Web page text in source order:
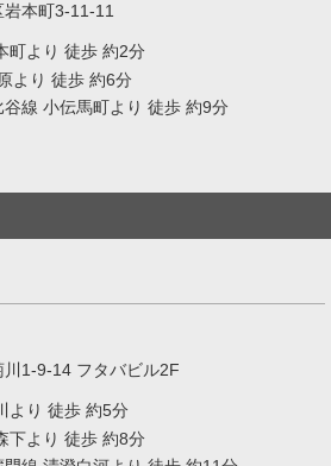
本町3-11-11
町より 徒歩 約2分
より 徒歩 約6分
線 小伝馬町より 徒歩 約9分
1-9-14 フタバビル2F
より 徒歩 約5分
下より 徒歩 約8分